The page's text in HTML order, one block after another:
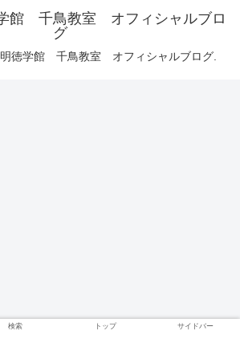
館 千鳥教室 オフィシャルブロ
グ
徳学館 千鳥教室 オフィシャルブログ.
検索 トップ サイドバー